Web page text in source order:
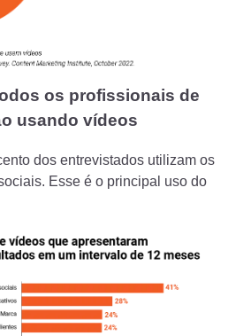
os profissionais de
usando vídeos
dos entrevistados utilizam os
Esse é o principal uso do